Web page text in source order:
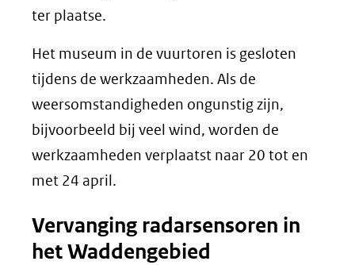
ter plaatse.
Het museum in de vuurtoren is gesloten
tijdens de werkzaamheden. Als de
weersomstandigheden ongunstig zijn,
bijvoorbeeld bij veel wind, worden de
werkzaamheden verplaatst naar 20 tot en
met 24 april.
Vervanging radarsensoren in
het Waddengebied